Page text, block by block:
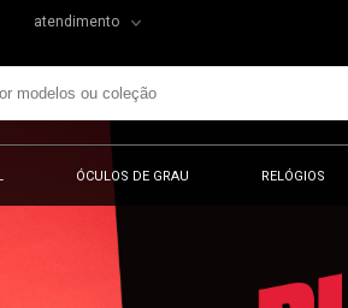
atendimento
ÓCULOS DE GRAU RELÓGIOS